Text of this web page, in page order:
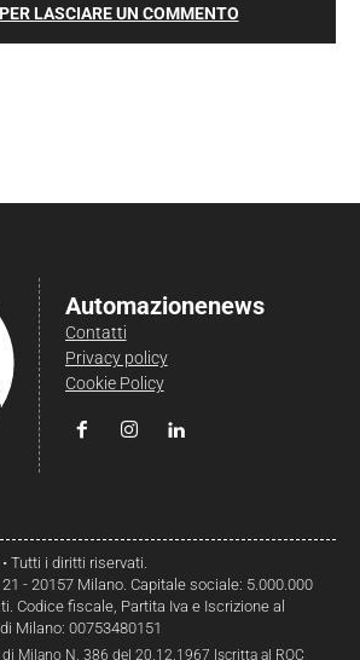
LASCIARE UN COMMENTO
Automazionenews
Contatti
Privacy policy
Cookie Policy
Tutti i diritti riservati.
- 20157 Milano. Capitale sociale: 5.000.000
Codice fiscale, Partita Iva e Iscrizione al
Milano: 00753480151
Milano N. 386 del 20.12.1967 Iscritta al ROC